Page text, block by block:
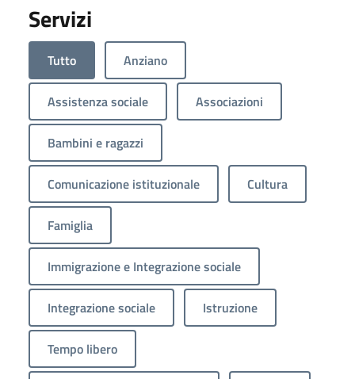
Servizi
Tutto Anziano
Assistenza sociale Associazioni
Bambini e ragazzi
Comunicazione istituzionale Cultura
Famiglia
Immigrazione e Integrazione sociale
Integrazione sociale Istruzione
Tempo libero